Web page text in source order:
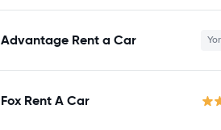
Advantage Rent a Car
Fox Rent A Car